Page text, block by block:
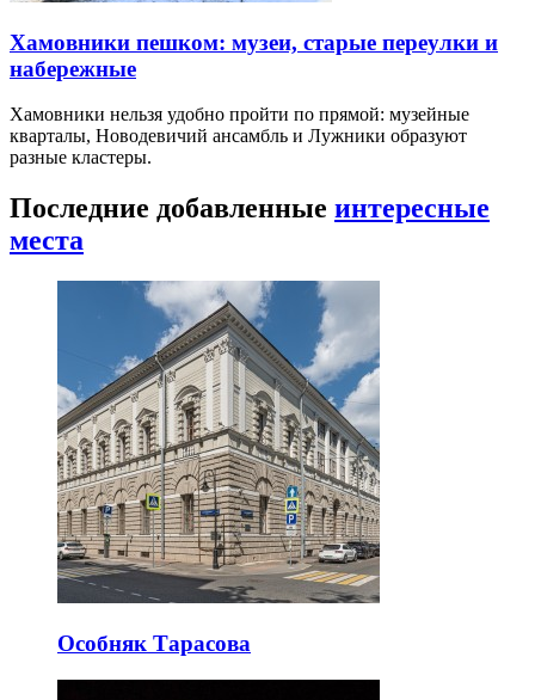
Хамовники пешком: музеи, старые переулки и
набережные
Хамовники нельзя удобно пройти по прямой: музейные
кварталы, Новодевичий ансамбль и Лужники образуют
разные кластеры.
Последние добавленные интересные
места
Особняк Тарасова